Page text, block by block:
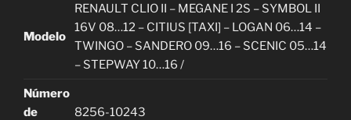
Modelo
RENAULT CLIO II – MEGANE I 2S – SYMBOL II
16V 08…12 – CITIUS [TAXI] – LOGAN 06…14 –
TWINGO – SANDERO 09…16 – SCENIC 05…14
– STEPWAY 10…16 /
Número
de
8256-10243